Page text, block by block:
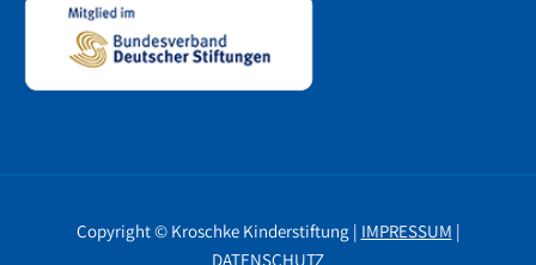
Copyright © Kroschke Kinderstiftung | IMPRESSUM |
DATENSCHUTZ